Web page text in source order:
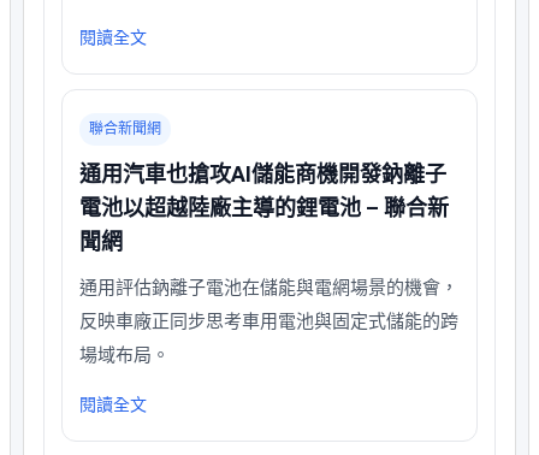
閱讀全文
聯合新聞網
通用汽車也搶攻AI儲能商機開發鈉離子
電池以超越陸廠主導的鋰電池 – 聯合新
聞網
通用評估鈉離子電池在儲能與電網場景的機會，
反映車廠正同步思考車用電池與固定式儲能的跨
場域布局。
閱讀全文